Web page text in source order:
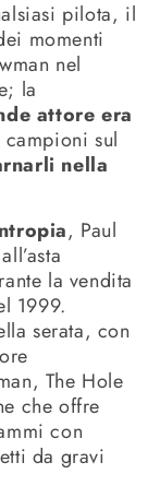
pilota, il
momenti
nel
la
attore era
sul
nella
, Paul
la vendita
1999.
serata, con
The Hole
che offre
con
da gravi